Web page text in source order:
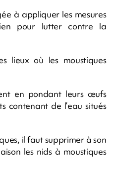
à appliquer les mesures
pour lutter contre la
lieux où les moustiques
en pondant leurs œufs
contenant de l’eau situés
il faut supprimer à son
les nids à moustiques